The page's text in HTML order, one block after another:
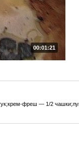
00:01:21
фреш — 1/2